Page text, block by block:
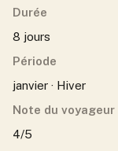
Durée
8 jours
Période
janvier · Hiver
Note du voyageur
4/5